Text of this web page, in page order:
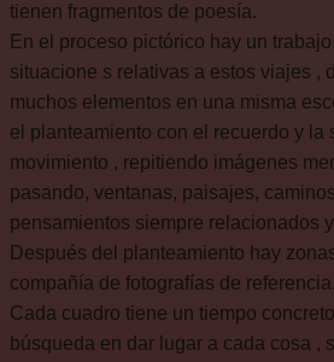
tienen fragmentos de poesía.
En el proceso pictórico hay un
situacione s relativas a estos viajes ,
muchos elementos en una misma
el planteamiento con el recuerdo y la
movimiento , repitiendo imágenes
pasando, ventanas, paisajes,
pensamientos siempre relacionados
Después del planteamiento hay
compañía de fotografías de referencia.
Cada cuadro tiene un tiempo
búsqueda en dar lugar a cada cosa ,